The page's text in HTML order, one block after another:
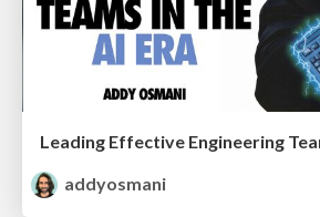
Leading Effective Engineering
addyosmani